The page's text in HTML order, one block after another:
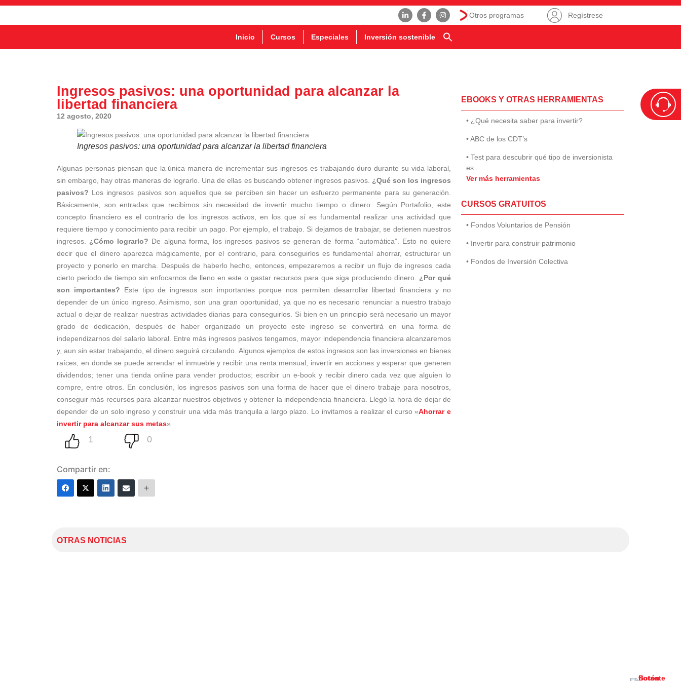
Otros programas Regístrese
Inicio Cursos Especiales Inversión sostenible
Ingresos pasivos: una oportunidad para alcanzar la
libertad financiera
12 agosto, 2020
Ingresos pasivos: una oportunidad para alcanzar la libertad financiera
Algunas personas piensan que la única manera de incrementar sus ingresos es trabajando duro durante su vida laboral,
sin embargo, hay otras maneras de lograrlo. Una de ellas es buscando obtener ingresos pasivos. ¿Qué son los ingresos
pasivos? Los ingresos pasivos son aquellos que se perciben sin hacer un esfuerzo permanente para su generación.
Básicamente, son entradas que recibimos sin necesidad de invertir mucho tiempo o dinero. Según Portafolio, este
concepto financiero es el contrario de los ingresos activos, en los que sí es fundamental realizar una actividad que
requiere tiempo y conocimiento para recibir un pago. Por ejemplo, el trabajo. Si dejamos de trabajar, se detienen nuestros
ingresos. ¿Cómo lograrlo? De alguna forma, los ingresos pasivos se generan de forma “automática”. Esto no quiere
decir que el dinero aparezca mágicamente, por el contrario, para conseguirlos es fundamental ahorrar, estructurar un
proyecto y ponerlo en marcha. Después de haberlo hecho, entonces, empezaremos a recibir un flujo de ingresos cada
cierto periodo de tiempo sin enfocarnos de lleno en este o gastar recursos para que siga produciendo dinero. ¿Por qué
son importantes? Este tipo de ingresos son importantes porque nos permiten desarrollar libertad financiera y no
depender de un único ingreso. Asimismo, son una gran oportunidad, ya que no es necesario renunciar a nuestro trabajo
actual o dejar de realizar nuestras actividades diarias para conseguirlos. Si bien en un principio será necesario un mayor
grado de dedicación, después de haber organizado un proyecto este ingreso se convertirá en una forma de
independizarnos del salario laboral. Entre más ingresos pasivos tengamos, mayor independencia financiera alcanzaremos
y, aun sin estar trabajando, el dinero seguirá circulando. Algunos ejemplos de estos ingresos son las inversiones en bienes
raíces, en donde se puede arrendar el inmueble y recibir una renta mensual; invertir en acciones y esperar que generen
dividendos; tener una tienda online para vender productos; escribir un e-book y recibir dinero cada vez que alguien lo
compre, entre otros. En conclusión, los ingresos pasivos son una forma de hacer que el dinero trabaje para nosotros,
conseguir más recursos para alcanzar nuestros objetivos y obtener la independencia financiera. Llegó la hora de dejar de
depender de un solo ingreso y construir una vida más tranquila a largo plazo. Lo invitamos a realizar el curso «Ahorrar e
invertir para alcanzar sus metas»
Compartir en:
EBOOKS Y OTRAS HERRAMIENTAS
• ¿Qué necesita saber para invertir?
• ABC de los CDT’s
• Test para descubrir qué tipo de inversionista
es
Ver más herramientas
CURSOS GRATUITOS
• Fondos Voluntarios de Pensión
• Invertir para construir patrimonio
• Fondos de Inversión Colectiva
OTRAS NOTICIAS